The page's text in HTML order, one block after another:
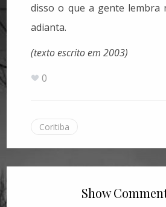
disso o que a gente lembra
adianta.
(texto escrito em 2003)
0
Coritiba
Show